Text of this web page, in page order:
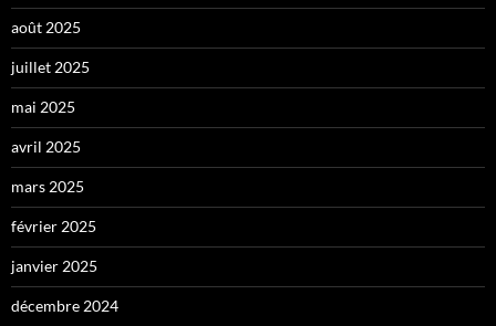
août 2025
juillet 2025
mai 2025
avril 2025
mars 2025
février 2025
janvier 2025
décembre 2024